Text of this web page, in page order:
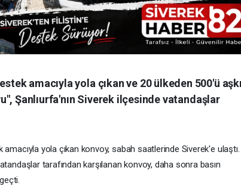
amacıyla yola çıkan ve 20 ülkeden 500'ü
Şanlıurfa'nın Siverek ilçesinde vatandaşlar
yola çıkan konvoy, sabah saatlerinde Siverek'e
tarafından karşılanan konvoy, daha sonra basın